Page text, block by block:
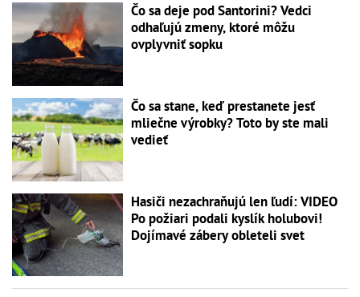
Čo sa deje pod Santorini? Vedci
odhaľujú zmeny, ktoré môžu
ovplyvniť sopku
Čo sa stane, keď prestanete jesť
mliečne výrobky? Toto by ste mali
vedieť
Hasiči nezachraňujú len ľudí: VIDEO
Po požiari podali kyslík holubovi!
Dojímavé zábery obleteli svet